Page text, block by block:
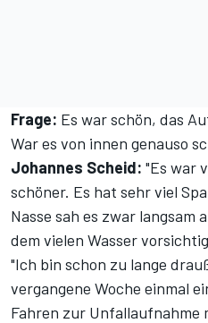
Frage: Es war schön, das
War es von innen genauso
Johannes Scheid: "Es war
schöner. Es hat sehr viel
Nasse sah es zwar langsam
dem vielen Wasser
"Ich bin schon zu lange
vergangene Woche einmal
Fahren zur Unfallaufnahme